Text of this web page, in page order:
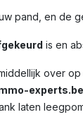
pand, en de
is en
over
experts.be
laten